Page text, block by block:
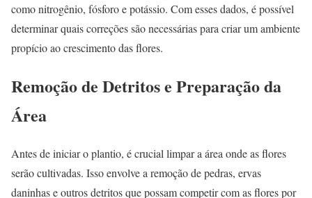
como nitrogênio, fósforo e potássio. Com esses dados, é possível
determinar quais correções são necessárias para criar um ambiente
propício ao crescimento das flores.
Remoção de Detritos e Preparação da
Área
Antes de iniciar o plantio, é crucial limpar a área onde as flores
serão cultivadas. Isso envolve a remoção de pedras, ervas
daninhas e outros detritos que possam competir com as flores por